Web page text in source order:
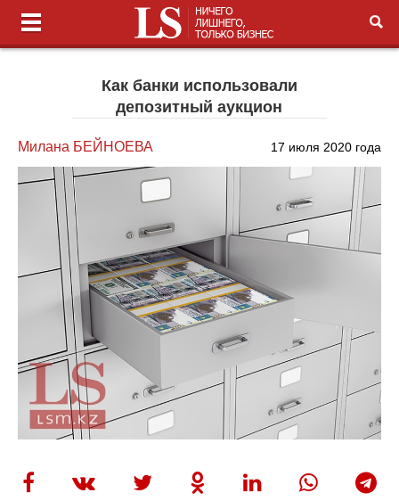
Как банки использовали
депозитный аукцион
Милана БЕЙНОЕВА 17 июля 2020 года